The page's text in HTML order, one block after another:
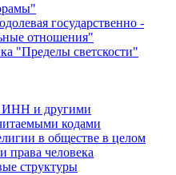
государственно -
отношения"
"Пределы светскости"
ИНН и другими
кодами
в обществе в целом
права человека
структуры